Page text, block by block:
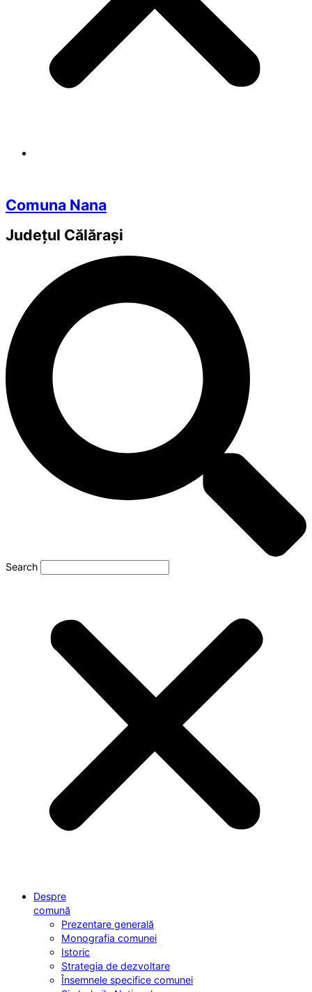
Comuna Nana
Județul Călărași
Search
Despre
comună
Prezentare generală
Monografia comunei
Istoric
Strategia de dezvoltare
Însemnele specifice comunei